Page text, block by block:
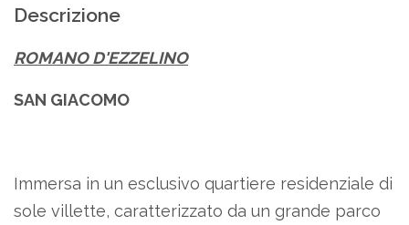
Descrizione
ROMANO D'EZZELINO
SAN GIACOMO
Immersa in un esclusivo quartiere residenziale di
sole villette, caratterizzato da un grande parco